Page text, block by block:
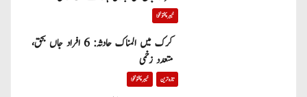
خیبر پختونخوا
کرک میں المناک حادثہ: 6 افراد جاں بحق،
متعدد زخمی
تازہ ترین خیبر پختونخوا